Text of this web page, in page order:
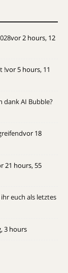
vor 2 hours, 12
!vor 5 hours, 11
dank AI Bubble?
vor 18
21 hours, 55
euch als letztes
3 hours